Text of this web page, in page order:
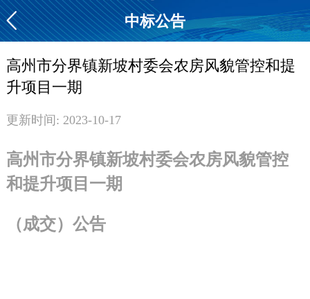
中标公告
高州市分界镇新坡村委会农房风貌管控和提
升项目一期
更新时间: 2023-10-17
高州市分界镇新坡村委会农房风貌管控
和提升项目一期
（成交）公告